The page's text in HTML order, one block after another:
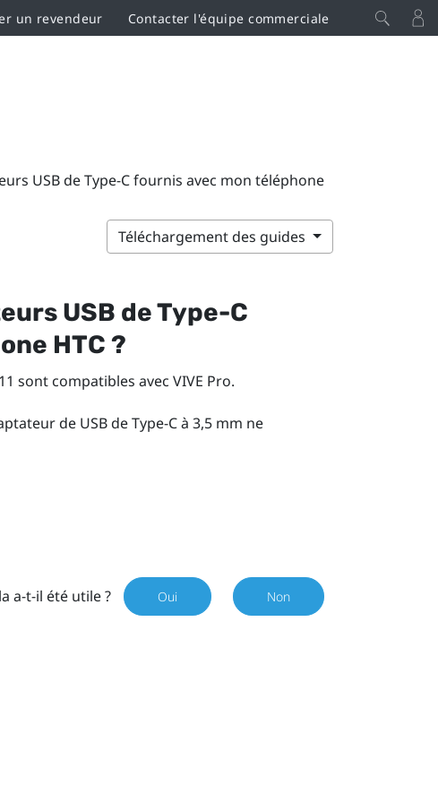
un revendeur Contacter l'équipe commerciale
USB de Type-C fournis avec mon téléphone
Téléchargement des guides
USB de Type-C
HTC ?
sont compatibles avec VIVE Pro.
de USB de Type-Cà 3,5 mm ne
a-t-il été utile ? Oui Non